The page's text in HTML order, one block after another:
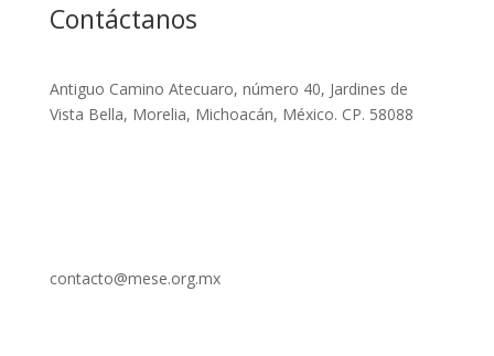
Contáctanos
Antiguo Camino Atecuaro, número 40, Jardines de
Vista Bella, Morelia, Michoacán, México. CP. 58088
contacto@mese.org.mx